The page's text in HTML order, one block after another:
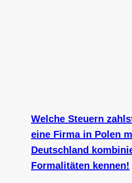
Welche Steuern
eine Firma in Polen
Deutschland
Formalitäten kennen!